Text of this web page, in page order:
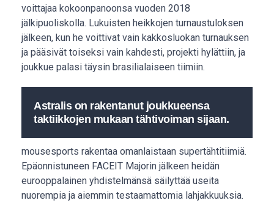
voittajaa kokoonpanoonsa vuoden 2018
jälkipuoliskolla. Lukuisten heikkojen turnaustuloksen
jälkeen, kun he voittivat vain kakkosluokan turnauksen
ja pääsivät toiseksi vain kahdesti, projekti hylättiin, ja
joukkue palasi täysin brasilialaiseen tiimiin.
Astralis on rakentanut joukkueensa
taktiikkojen mukaan tähtivoiman sijaan.
mousesports rakentaa omanlaistaan supertähtitiimiä.
Epäonnistuneen FACEIT Majorin jälkeen heidän
eurooppalainen yhdistelmänsä säilyttää useita
nuorempia ja aiemmin testaamattomia lahjakkuuksia.